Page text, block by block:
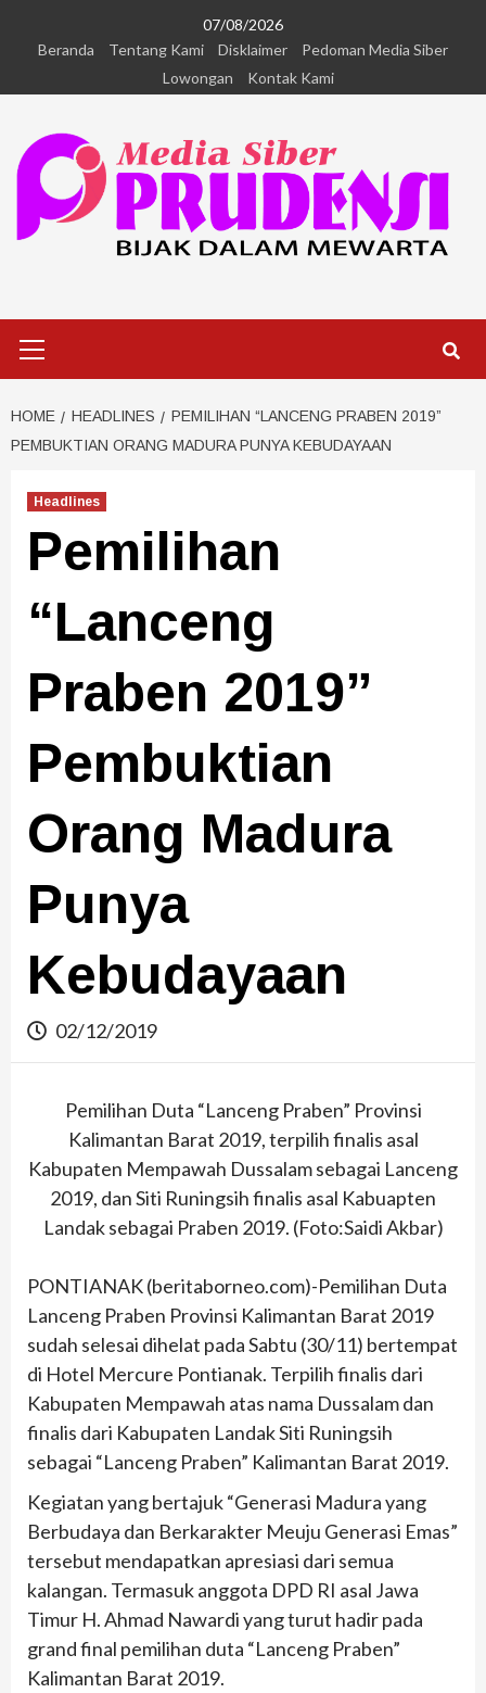
07/08/2026
Beranda
Tentang Kami Disklaimer
Pedoman Media Siber
Lowongan
Kontak Kami
HOME HEADLINES
PEMILIHAN “LANCENG PRABEN 2019”
PEMBUKTIAN ORANG MADURA PUNYA KEBUDAYAAN
Headlines
Pemilihan
“Lanceng
Praben 2019”
Pembuktian
Orang Madura
Punya
Kebudayaan
02/12/2019
Pemilihan Duta “Lanceng Praben” Provinsi
Kalimantan Barat 2019, terpilih finalis asal
Kabupaten Mempawah Dussalam sebagai Lanceng
2019, dan Siti Runingsih finalis asal Kabuapten
Landak sebagai Praben 2019. (Foto:Saidi Akbar)
PONTIANAK (beritaborneo.com)-Pemilihan Duta
Lanceng Praben Provinsi Kalimantan Barat 2019
sudah selesai dihelat pada Sabtu (30/11) bertempat
di Hotel Mercure Pontianak. Terpilih finalis dari
Kabupaten Mempawah atas nama Dussalam dan
finalis dari Kabupaten Landak Siti Runingsih
sebagai “Lanceng Praben” Kalimantan Barat 2019.
Kegiatan yang bertajuk “Generasi Madura yang
Berbudaya dan Berkarakter Meuju Generasi Emas”
tersebut mendapatkan apresiasi dari semua
kalangan. Termasuk anggota DPD RI asal Jawa
Timur H. Ahmad Nawardi yang turut hadir pada
grand final pemilihan duta “Lanceng Praben”
Kalimantan Barat 2019.